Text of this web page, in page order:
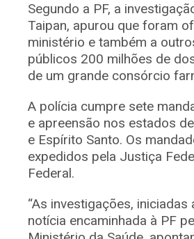
Segundo a PF, a
Taipan, apurou que foram
ministério e também a
públicos 200 milhões de
de um grande consórcio
A polícia cumpre sete
e apreensão nos estados
e Espírito Santo. Os
expedidos pela Justiça
Federal.
“As investigações, iniciadas
notícia encaminhada à PF